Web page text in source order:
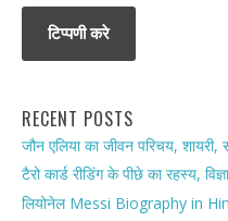
RECENT POSTS
जौन एलिया का जीवन परिचय,
टैरो कार्ड रीडिंग के पीछे का रहस्य,
लियोनेल Messi Biography in